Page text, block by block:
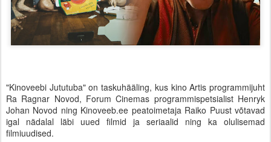
"Kinoveebi Jututuba" on taskuhääling, kus kino Artis programmijuht
Ra Ragnar Novod, Forum Cinemas programmispetsialist Henryk
Johan Novod ning Kinoveeb.ee peatoimetaja Raiko Puust võtavad
igal nädalal läbi uued filmid ja seriaalid ning ka olulisemad
filmiuudised.